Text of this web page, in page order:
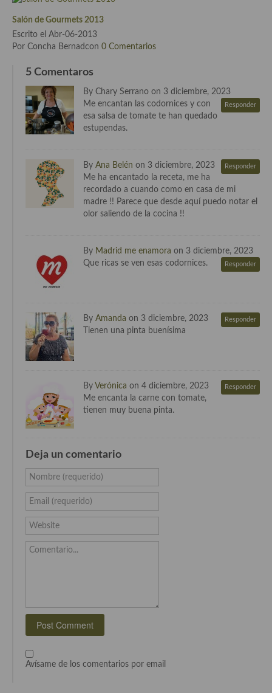
Cocina Sudafrinaca
Cocina del Congo
Cocina Yoshoku
Cocina callejera
Cocina fusión
Cocinas de España
Cocina Andaluza
Cocina Aragonesa
Cocina Balear
Cocina Canaria
Cocina Castilla – La Mancha
Cocina Catalana
Cocina Gallega
Cocina Madrileña
Cocina Murciana
Cocina Navarra
Cocina Riojana
Cocina Valenciana
Cocina Vasca
Cocina Austriaca
Salón de Gourmets 2013
Escrito el Abr-06-2013
Por Concha Bernadcon 0 Comentarios
5 Comentaros
By Chary Serrano on 3 diciembre, 2023
Responder
Me encantan las codornices y con
esa salsa de tomate te han quedado
estupendas.
By Ana Belén on 3 diciembre, 2023 Responder
Me ha encantado la receta, me ha
recordado a cuando como en casa de mi
madre !! Parece que desde aquí puedo notar el
olor saliendo de la cocina !!
By Madrid me enamora on 3 diciembre, 2023
Responder
Que ricas se ven esas codornices.
By Amanda on 3 diciembre, 2023 Responder
Tienen una pinta buenísima
By Verónica on 4 diciembre, 2023 Responder
Me encanta la carne con tomate,
tienen muy buena pinta.
Deja un comentario
Nombre (requerido)
Email (requerido)
Website
Comentario...
Avísame de los comentarios por email